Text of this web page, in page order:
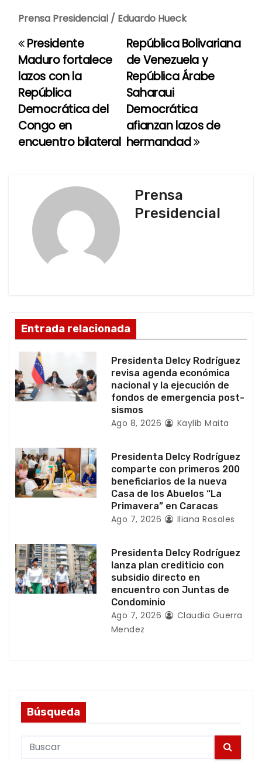
Prensa Presidencial / Eduardo Hueck
N
a
v
e
g
e
e
n
t
a
d
a
República Bolivariana
de Venezuela y
República Árabe
Saharaui
Democrática
afianzan lazos de
hermandad
Presidente
Maduro fortalece
lazos con la
República
Democrática del
Congo en
encuentro bilateral
Prensa
Presidencial
Entrada relacionada
Presidenta Delcy Rodríguez
revisa agenda económica
nacional y la ejecución de
fondos de emergencia post-
sismos
Ago 8, 2026 Kaylib Maita
Presidenta Delcy Rodríguez
comparte con primeros 200
beneficiarios de la nueva
Casa de los Abuelos “La
Primavera” en Caracas
Ago 7, 2026 Iliana Rosales
Presidenta Delcy Rodríguez
lanza plan crediticio con
subsidio directo en
encuentro con Juntas de
Condominio
Ago 7, 2026
Claudia Guerra
Mendez
Búsqueda